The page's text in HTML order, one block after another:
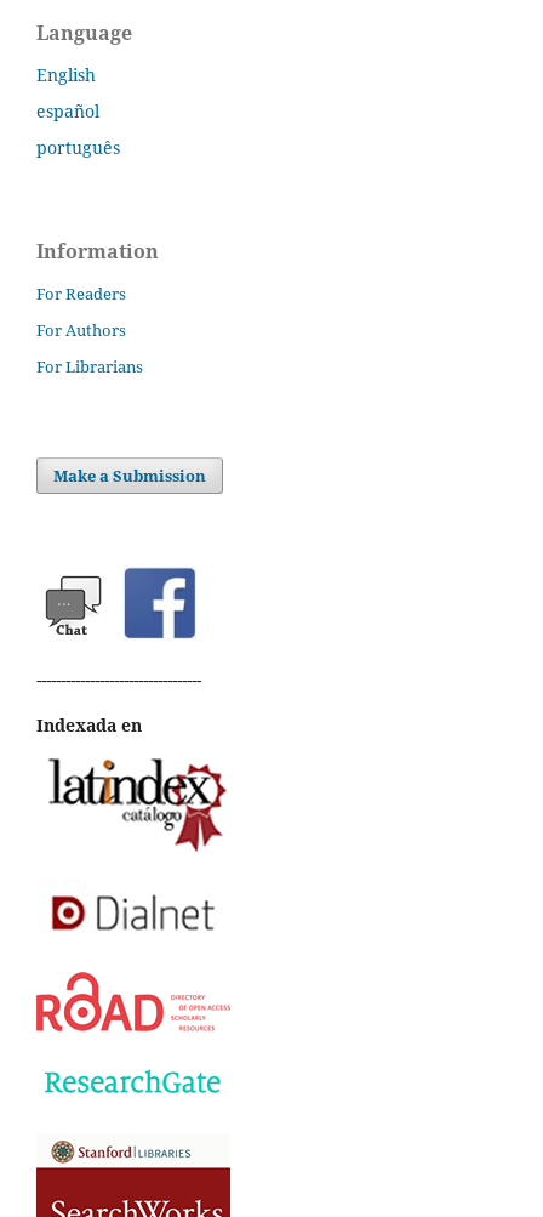
Language
English
español
português
Information
For Readers
For Authors
For Librarians
Make a Submission
----------------------------------
Indexada en